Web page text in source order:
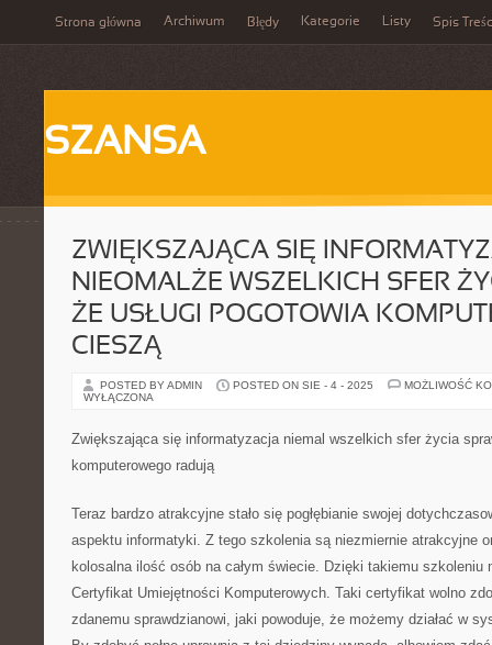
Strona główna Archiwum Błędy Kategorie Listy Spis
SZANSA
ZWIĘKSZAJĄCA SIĘ
NIEOMALŻE WSZELKICH SFER
ŻE USŁUGI POGOTOWIA
CIESZĄ
POSTED BY ADMIN POSTED ON SIE - 4 - 2025
MOŻLIWOŚĆ
WYŁĄCZONA
Zwiększająca się informatyzacja niemal wszelkich sfer życia
komputerowego radują
Teraz bardzo atrakcyjne stało się pogłębianie swojej
aspektu informatyki. Z tego szkolenia są niezmiernie atrakcyjne
kolosalna ilość osób na całym świecie. Dzięki takiemu
Certyfikat Umiejętności Komputerowych. Taki certyfikat wolno
zdanemu sprawdzianowi, jaki powoduje, że możemy działać w